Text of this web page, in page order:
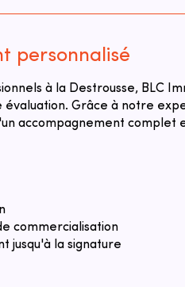
personnalisé
à la Destrousse, BLC
évaluation. Grâce à notre
accompagnement complet
commercialisation
jusqu'à la signature